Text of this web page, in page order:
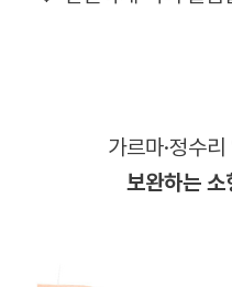
가르마·정수
보완하는 소